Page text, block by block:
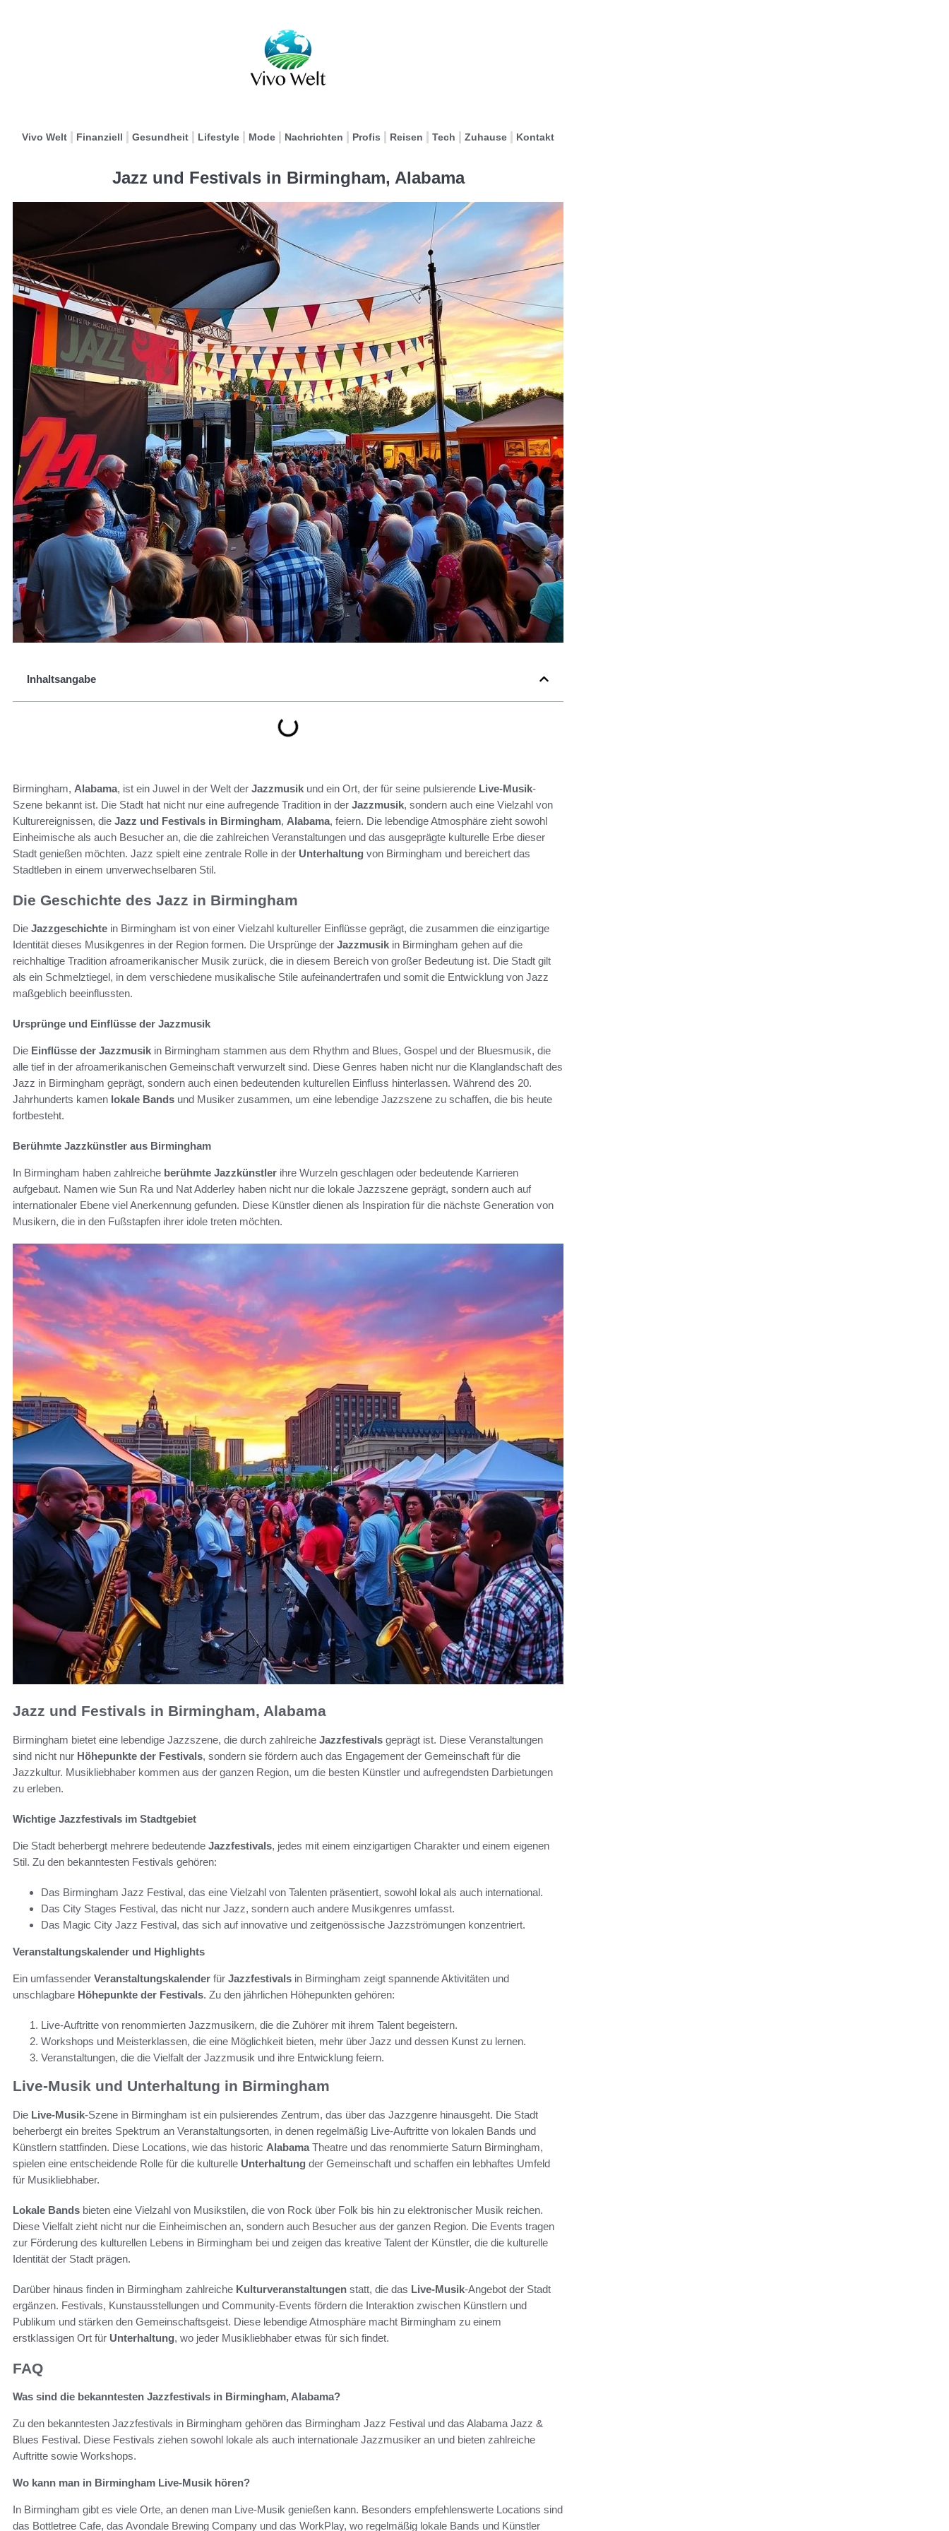
Vivo Welt Finanziell Gesundheit Lifestyle Mode Nachrichten Profis Reisen Tech Zuhause Kontakt
Jazz und Festivals in Birmingham, Alabama
Inhaltsangabe
Birmingham, Alabama, ist ein Juwel in der Welt der Jazzmusik und ein Ort, der für seine pulsierende Live-Musik-
Szene bekannt ist. Die Stadt hat nicht nur eine aufregende Tradition in der Jazzmusik, sondern auch eine Vielzahl von
Kulturereignissen, die Jazz und Festivals in Birmingham, Alabama, feiern. Die lebendige Atmosphäre zieht sowohl
Einheimische als auch Besucher an, die die zahlreichen Veranstaltungen und das ausgeprägte kulturelle Erbe dieser
Stadt genießen möchten. Jazz spielt eine zentrale Rolle in der Unterhaltung von Birmingham und bereichert das
Stadtleben in einem unverwechselbaren Stil.
Die Geschichte des Jazz in Birmingham
Die Jazzgeschichte in Birmingham ist von einer Vielzahl kultureller Einflüsse geprägt, die zusammen die einzigartige
Identität dieses Musikgenres in der Region formen. Die Ursprünge der Jazzmusik in Birmingham gehen auf die
reichhaltige Tradition afroamerikanischer Musik zurück, die in diesem Bereich von großer Bedeutung ist. Die Stadt gilt
als ein Schmelztiegel, in dem verschiedene musikalische Stile aufeinandertrafen und somit die Entwicklung von Jazz
maßgeblich beeinflussten.
Ursprünge und Einflüsse der Jazzmusik
Die Einflüsse der Jazzmusik in Birmingham stammen aus dem Rhythm and Blues, Gospel und der Bluesmusik, die
alle tief in der afroamerikanischen Gemeinschaft verwurzelt sind. Diese Genres haben nicht nur die Klanglandschaft des
Jazz in Birmingham geprägt, sondern auch einen bedeutenden kulturellen Einfluss hinterlassen. Während des 20.
Jahrhunderts kamen lokale Bands und Musiker zusammen, um eine lebendige Jazzszene zu schaffen, die bis heute
fortbesteht.
Berühmte Jazzkünstler aus Birmingham
In Birmingham haben zahlreiche berühmte Jazzkünstler ihre Wurzeln geschlagen oder bedeutende Karrieren
aufgebaut. Namen wie Sun Ra und Nat Adderley haben nicht nur die lokale Jazzszene geprägt, sondern auch auf
internationaler Ebene viel Anerkennung gefunden. Diese Künstler dienen als Inspiration für die nächste Generation von
Musikern, die in den Fußstapfen ihrer idole treten möchten.
Jazz und Festivals in Birmingham, Alabama
Birmingham bietet eine lebendige Jazzszene, die durch zahlreiche Jazzfestivals geprägt ist. Diese Veranstaltungen
sind nicht nur Höhepunkte der Festivals, sondern sie fördern auch das Engagement der Gemeinschaft für die
Jazzkultur. Musikliebhaber kommen aus der ganzen Region, um die besten Künstler und aufregendsten Darbietungen
zu erleben.
Wichtige Jazzfestivals im Stadtgebiet
Die Stadt beherbergt mehrere bedeutende Jazzfestivals, jedes mit einem einzigartigen Charakter und einem eigenen
Stil. Zu den bekanntesten Festivals gehören:
Das Birmingham Jazz Festival, das eine Vielzahl von Talenten präsentiert, sowohl lokal als auch international.
Das City Stages Festival, das nicht nur Jazz, sondern auch andere Musikgenres umfasst.
Das Magic City Jazz Festival, das sich auf innovative und zeitgenössische Jazzströmungen konzentriert.
Veranstaltungskalender und Highlights
Ein umfassender Veranstaltungskalender für Jazzfestivals in Birmingham zeigt spannende Aktivitäten und
unschlagbare Höhepunkte der Festivals. Zu den jährlichen Höhepunkten gehören:
Live-Auftritte von renommierten Jazzmusikern, die die Zuhörer mit ihrem Talent begeistern.
Workshops und Meisterklassen, die eine Möglichkeit bieten, mehr über Jazz und dessen Kunst zu lernen.
Veranstaltungen, die die Vielfalt der Jazzmusik und ihre Entwicklung feiern.
Live-Musik und Unterhaltung in Birmingham
Die Live-Musik-Szene in Birmingham ist ein pulsierendes Zentrum, das über das Jazzgenre hinausgeht. Die Stadt
beherbergt ein breites Spektrum an Veranstaltungsorten, in denen regelmäßig Live-Auftritte von lokalen Bands und
Künstlern stattfinden. Diese Locations, wie das historic AlabamaTheatre und das renommierte Saturn Birmingham,
spielen eine entscheidende Rolle für die kulturelle Unterhaltung der Gemeinschaft und schaffen ein lebhaftes Umfeld
für Musikliebhaber.
Lokale Bands bieten eine Vielzahl von Musikstilen, die von Rock über Folk bis hin zu elektronischer Musik reichen.
Diese Vielfalt zieht nicht nur die Einheimischen an, sondern auch Besucher aus der ganzen Region. Die Events tragen
zur Förderung des kulturellen Lebens in Birmingham bei und zeigen das kreative Talent der Künstler, die die kulturelle
Identität der Stadt prägen.
Darüber hinaus finden in Birmingham zahlreiche Kulturveranstaltungen statt, die das Live-Musik-Angebot der Stadt
ergänzen. Festivals, Kunstausstellungen und Community-Events fördern die Interaktion zwischen Künstlern und
Publikum und stärken den Gemeinschaftsgeist. Diese lebendige Atmosphäre macht Birmingham zu einem
erstklassigen Ort für Unterhaltung, wo jeder Musikliebhaber etwas für sich findet.
FAQ
Was sind die bekanntesten Jazzfestivals in Birmingham, Alabama?
Zu den bekanntesten Jazzfestivals in Birmingham gehören das Birmingham Jazz Festival und das Alabama Jazz &
Blues Festival. Diese Festivals ziehen sowohl lokale als auch internationale Jazzmusiker an und bieten zahlreiche
Auftritte sowie Workshops.
Wo kann man in Birmingham Live-Musik hören?
In Birmingham gibt es viele Orte, an denen man Live-Musik genießen kann. Besonders empfehlenswerte Locations sind
das Bottletree Cafe, das Avondale Brewing Company und das WorkPlay, wo regelmäßig lokale Bands und Künstler